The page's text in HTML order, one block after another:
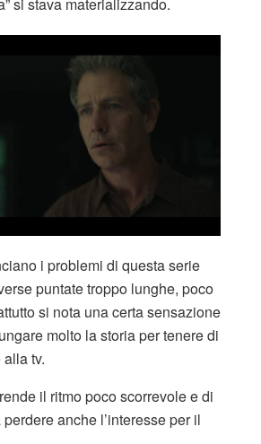
i problemi di questa serie
puntate troppo lunghe, poco
si nota una certa sensazione
molto la storia per tenere di
tv.
il ritmo poco scorrevole e di
anche l’interesse per il